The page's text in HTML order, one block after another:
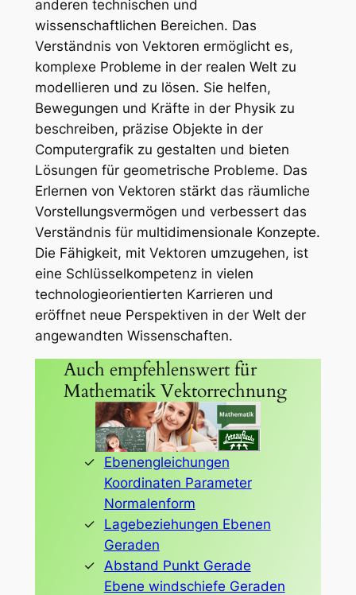
anderen technischen und
wissenschaftlichen Bereichen. Das
Verständnis von Vektoren ermöglicht es,
komplexe Probleme in der realen Welt zu
modellieren und zu lösen. Sie helfen,
Bewegungen und Kräfte in der Physik zu
beschreiben, präzise Objekte in der
Computergrafik zu gestalten und bieten
Lösungen für geometrische Probleme. Das
Erlernen von Vektoren stärkt das räumliche
Vorstellungsvermögen und verbessert das
Verständnis für multidimensionale Konzepte.
Die Fähigkeit, mit Vektoren umzugehen, ist
eine Schlüsselkompetenz in vielen
technologieorientierten Karrieren und
eröffnet neue Perspektiven in der Welt der
angewandten Wissenschaften.
Auch empfehlenswert für
Mathematik Vektorrechnung
Ebenengleichungen
Koordinaten Parameter
Normalenform
Lagebeziehungen Ebenen
Geraden
Abstand Punkt Gerade
Ebene windschiefe Geraden